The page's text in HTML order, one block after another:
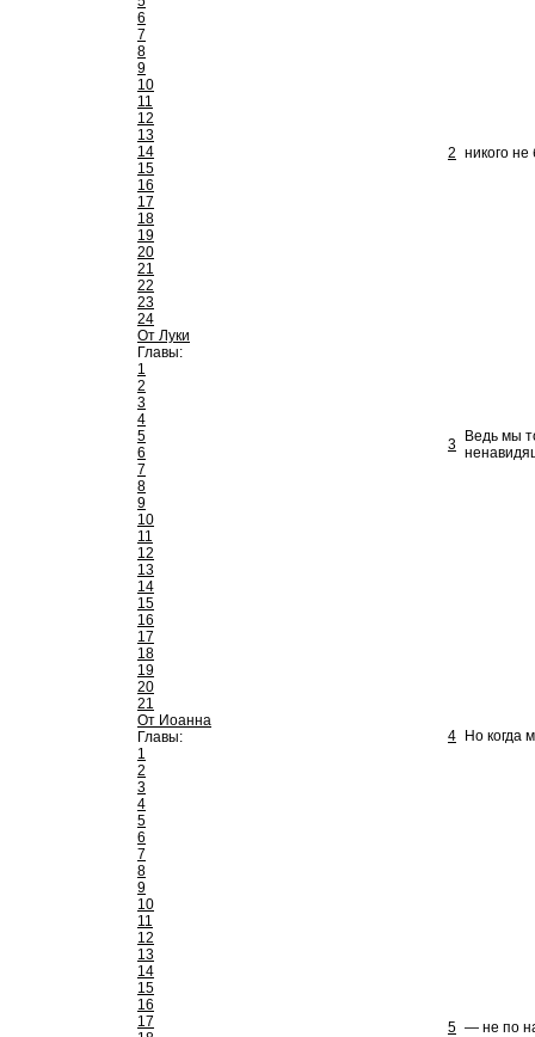
6
7
8
9
10
11
12
13
14
15
16
17
18
19
20
21
22
23
24
От Луки
Главы:
1
2
3
4
5
6
7
8
9
10
11
12
13
14
15
16
17
18
19
20
21
От Иоанна
Главы:
1
2
3
4
5
6
7
8
9
10
11
12
13
14
15
16
17
2 никого
3
Ведь мы
4 Но когда
5 — не по